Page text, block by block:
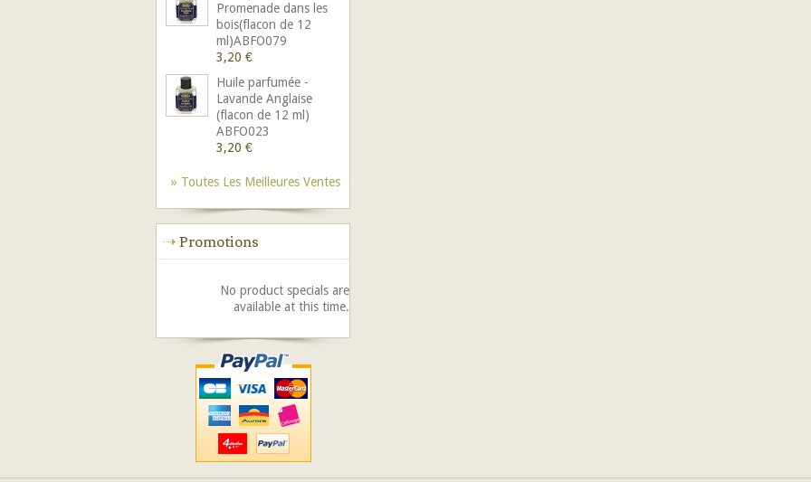
Promenade dans les
bois(flacon de 12
ml)ABFO079
3,20 €
Huile parfumée -
Lavande Anglaise
(flacon de 12 ml)
ABFO023
3,20 €
» Toutes Les Meilleures Ventes
Promotions
No product specials are
available at this time.